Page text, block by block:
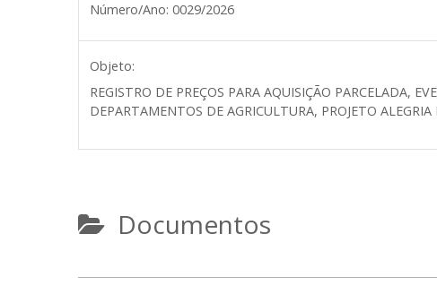
Número/Ano: 0029/2026
Objeto:
REGISTRO DE PREÇOS PARA AQUISIÇÃO PARCELADA,
DEPARTAMENTOS DE AGRICULTURA, PROJETO
Documentos